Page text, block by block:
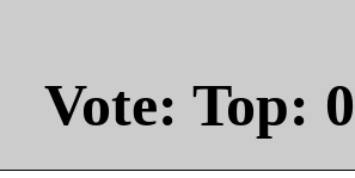
Vote: Top: 0